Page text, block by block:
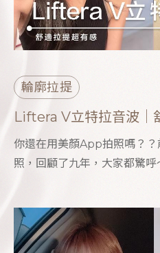
輪廓拉提
Liftera V立特拉音波｜
你還在用美顏App拍照嗎？
照，回顧了九年，大家都驚呼